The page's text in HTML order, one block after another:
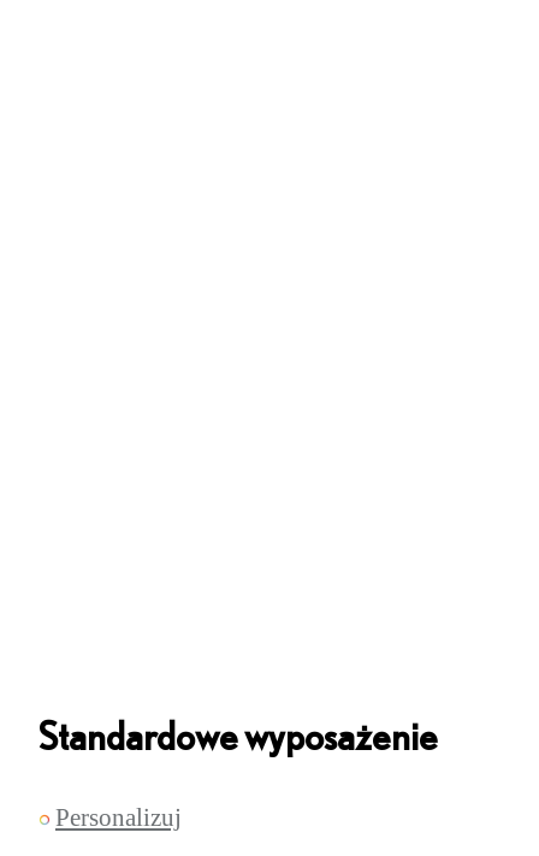
Standardowe wyposażenie
Personalizuj